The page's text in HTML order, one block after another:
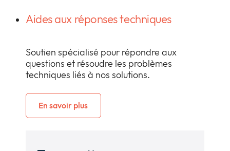
Aides aux réponses techniques
Soutien spécialisé pour répondre aux
questions et résoudre les problèmes
techniques liés à nos solutions.
En savoir plus